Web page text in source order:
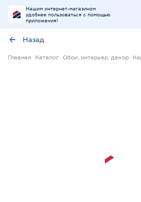
Нашим интернет-магазином
удобнее пользоваться с помощью
приложения!
Назад
Главная Каталог Обои, интерьер, декор